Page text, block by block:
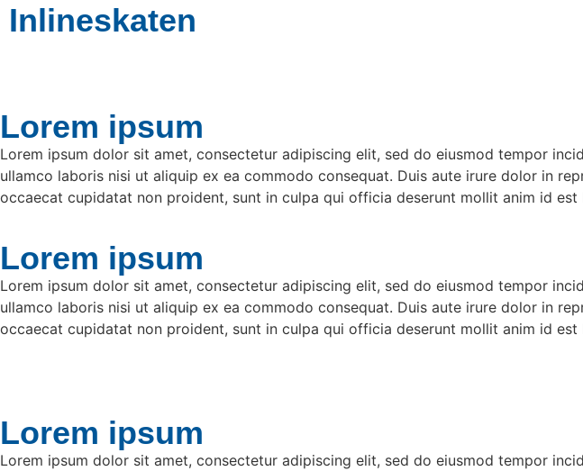
Inlineskaten
Lorem ipsum
Lorem ipsum dolor sit amet, consectetur adipiscing elit, sed do eiusmod tempor
ullamco laboris nisi ut aliquip ex ea commodo consequat. Duis aute irure dolor in
occaecat cupidatat non proident, sunt in culpa qui officia deserunt mollit anim id est
Lorem ipsum
Lorem ipsum dolor sit amet, consectetur adipiscing elit, sed do eiusmod tempor
ullamco laboris nisi ut aliquip ex ea commodo consequat. Duis aute irure dolor in
occaecat cupidatat non proident, sunt in culpa qui officia deserunt mollit anim id est
Lorem ipsum
Lorem ipsum dolor sit amet, consectetur adipiscing elit, sed do eiusmod tempor